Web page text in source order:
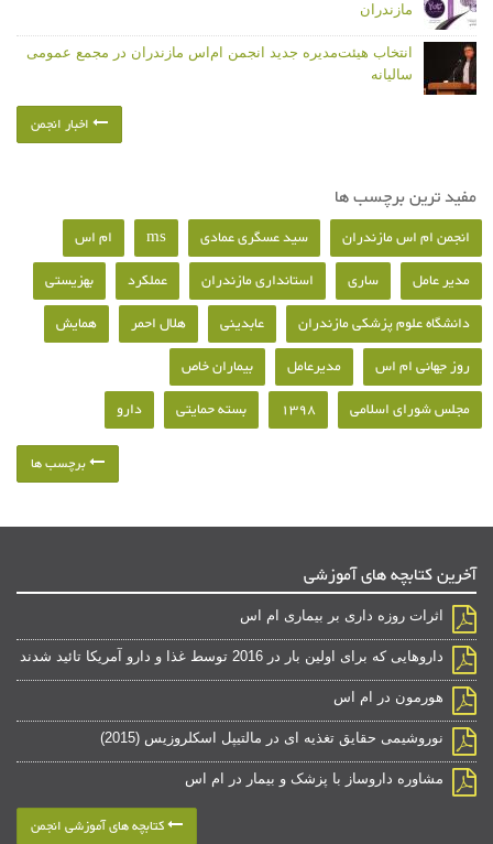
مازندران
انتخاب هیئت‌مدیره جدید انجمن ام‌اس مازندران در مجمع عمومی
سالیانه
اخبار انجمن
مفید ترین برچسب ها
انجمن ام اس مازندران سید عسگری عمادی ms
ام اس
مدیر عامل
ساری استانداری مازندران عملکرد
بهزیستی
دانشگاه علوم پزشکی مازندران
عابدینی هلال احمر
همایش
روز جهانی ام اس
مدیرعامل
بیماران خاص
مجلس شورای اسلامی
1398 بسته حمایتی دارو
برچسب ها
آخرین کتابچه های آموزشی
اثرات روزه داری بر بیماری ام اس
داروهایی که برای اولین بار در 2016 توسط غذا و دارو آمریکا تائید شدند
هورمون در ام اس
نوروشیمی حقایق تغذیه ای در مالتیپل اسکلروزیس (2015)
مشاوره داروساز با پزشک و بیمار در ام اس
کتابچه های آموزشی انجمن